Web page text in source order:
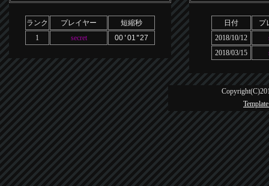
ランク プレイヤー
短縮秒
1
secret 00 '01 "27
日付
プ
2018/10/12
2018/03/15